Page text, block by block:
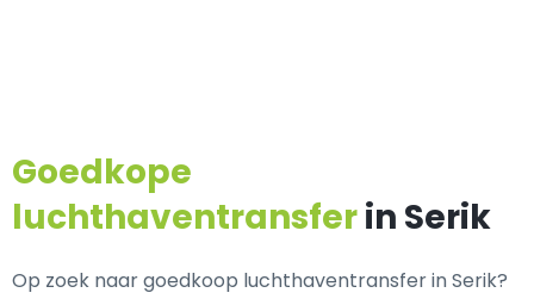
Goedkope
luchthaventransferin Serik
Op zoek naar goedkoop luchthaventransfer in Serik?